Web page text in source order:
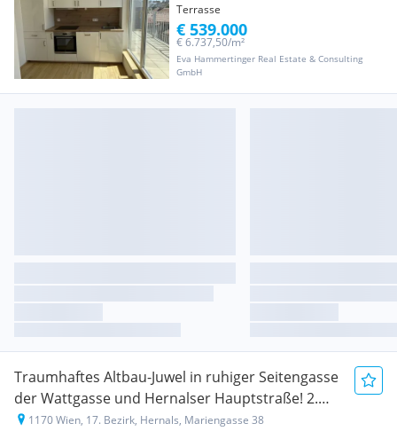
Terrasse
Eva Hammertinger Real Estate & Consulting
GmbH
€ 6.737,50/m²
€ 539.000
Traumhaftes Altbau-Juwel in ruhiger Seitengasse
der Wattgasse und Hernalser Hauptstraße! 2.
OG mit Lift!
1170 Wien, 17. Bezirk, Hernals, Mariengasse 38